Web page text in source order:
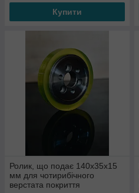
Купити
Ролик, що подає 140x35x15
мм для чотирибічного
верстата покриття